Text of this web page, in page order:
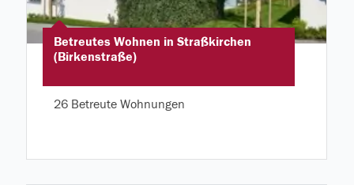
Betreutes Wohnen in Straßkirchen
(Birkenstraße)
26 Betreute Wohnungen